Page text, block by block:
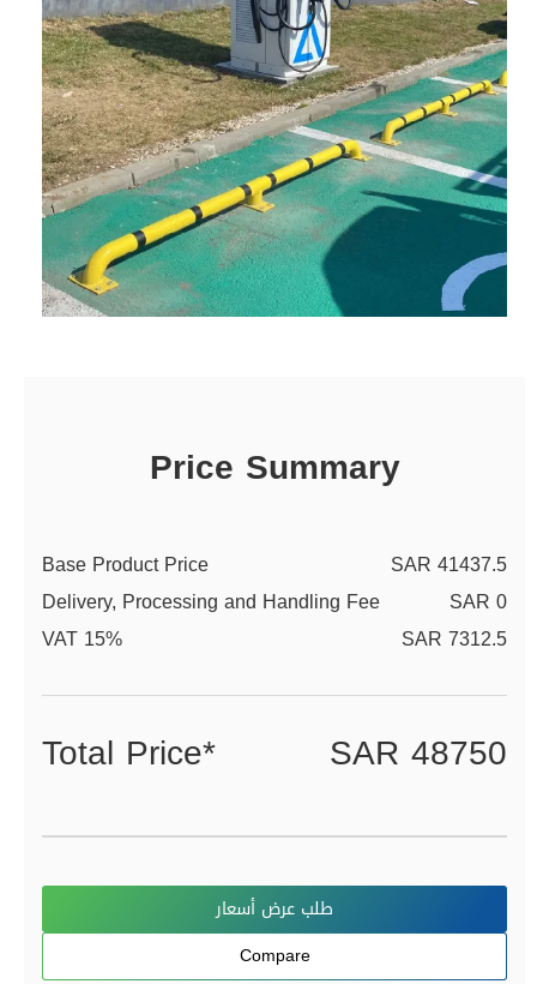
Price Summary
Base Product Price
SAR 41437.5
Delivery, Processing and Handling Fee
SAR 0
VAT 15%
SAR 7312.5
Total Price* SAR 48750
طلب عرض أسعار
Compare